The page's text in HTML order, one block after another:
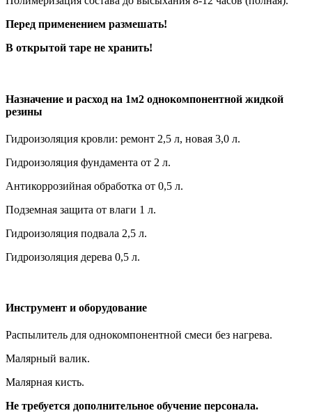
Перед применением размешать!
В открытой таре не хранить!
Назначение и расход на 1м2 однокомпонентной жидкой
резины
Гидроизоляция кровли: ремонт 2,5 л, новая 3,0 л.
Гидроизоляция фундамента от 2 л.
Антикоррозийная обработка от 0,5 л.
Подземная защита от влаги 1 л.
Гидроизоляция подвала 2,5 л.
Гидроизоляция дерева 0,5 л.
Инструмент и оборудование
Распылитель для однокомпонентной смеси без нагрева.
Малярный валик.
Малярная кисть.
Не требуется дополнительное обучение персонала.